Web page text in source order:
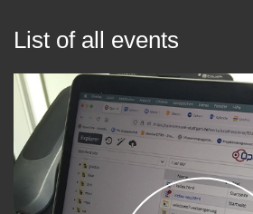
List of all events